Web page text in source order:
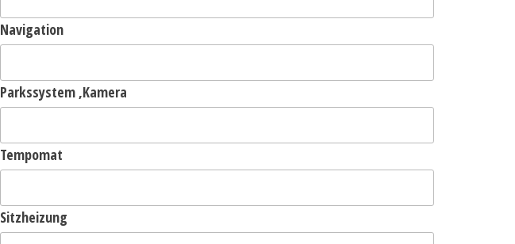
Navigation
Parkssystem ,Kamera
Tempomat
Sitzheizung